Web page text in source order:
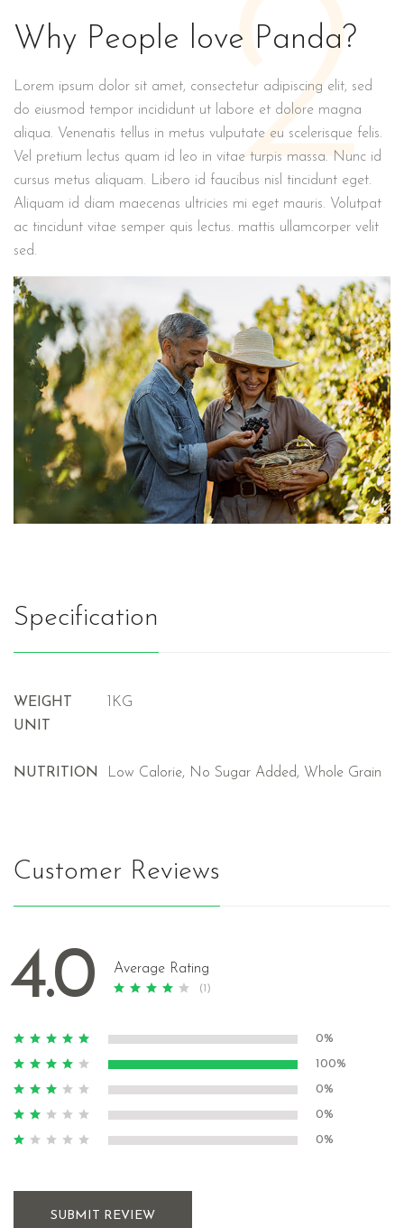
2
Why People love Panda?
Lorem ipsum dolor sit amet, consectetur adipiscing elit, sed
do eiusmod tempor incididunt ut labore et dolore magna
aliqua. Venenatis tellus in metus vulputate eu scelerisque felis.
Vel pretium lectus quam id leo in vitae turpis massa. Nunc id
cursus metus aliquam. Libero id faucibus nisl tincidunt eget.
Aliquam id diam maecenas ultricies mi eget mauris. Volutpat
ac tincidunt vitae semper quis lectus. mattis ullamcorper velit
sed.
Specification
WEIGHT
UNIT
1KG
NUTRITION Low Calorie, No Sugar Added, Whole Grain
Customer Reviews
4.0 Average Rating
(1)
0%
100%
0%
0%
0%
SUBMIT REVIEW